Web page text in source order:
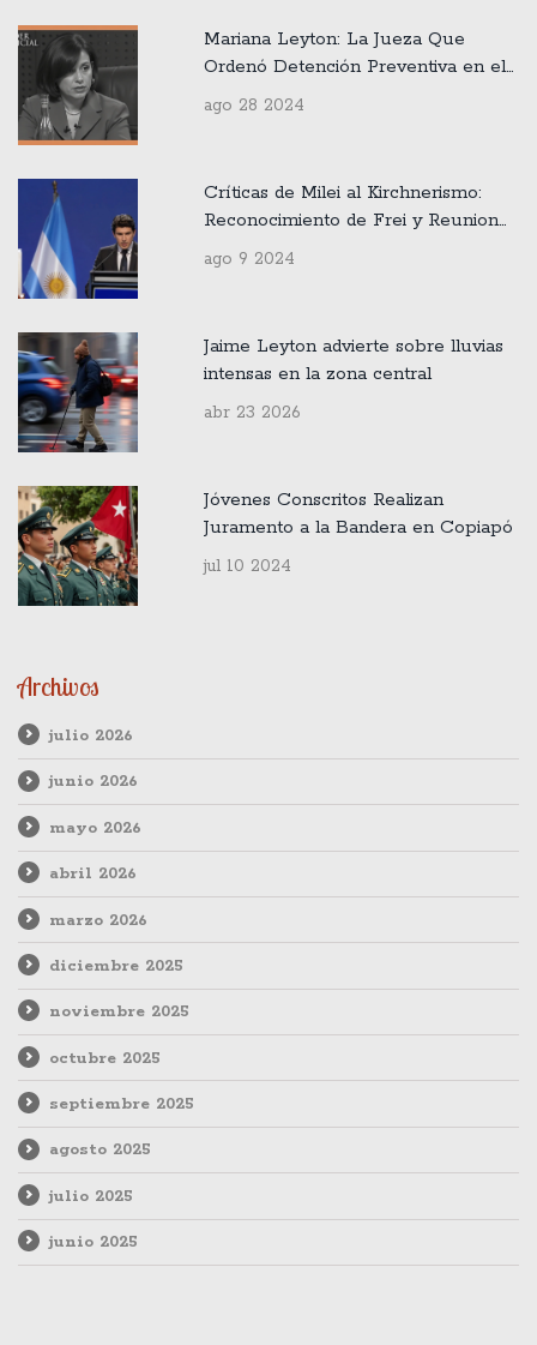
Mariana Leyton: La Jueza Que
Ordenó Detención Preventiva en el
Controversial Caso Audios
ago 28 2024
Críticas de Milei al Kirchnerismo:
Reconocimiento de Frei y Reunion
Clave del 9 de Agosto 2024
ago 9 2024
Jaime Leyton advierte sobre lluvias
intensas en la zona central
abr 23 2026
Jóvenes Conscritos Realizan
Juramento a la Bandera en Copiapó
jul 10 2024
Archivos
julio 2026
junio 2026
mayo 2026
abril 2026
marzo 2026
diciembre 2025
noviembre 2025
octubre 2025
septiembre 2025
agosto 2025
julio 2025
junio 2025